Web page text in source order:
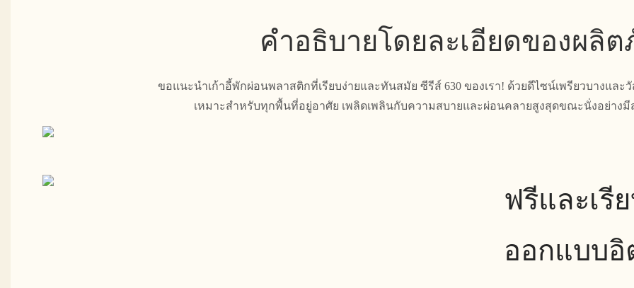
คำอธิบายโดยละเอียดของผลิ
ขอแนะนำเก้าอี้พักผ่อนพลาสติกที่เรียบง่ายและทันสมัย ​​ซีรีส์ 630 ของเรา! ด้วยดีไซน์เพรียวบางแล
เหมาะสำหรับทุกพื้นที่อยู่อาศัย เพลิดเพลินกับความสบายและผ่อนคลายสูงสุดขณะนั่งอย่างมี
ฟรีและเรี
ออกแบบอิ